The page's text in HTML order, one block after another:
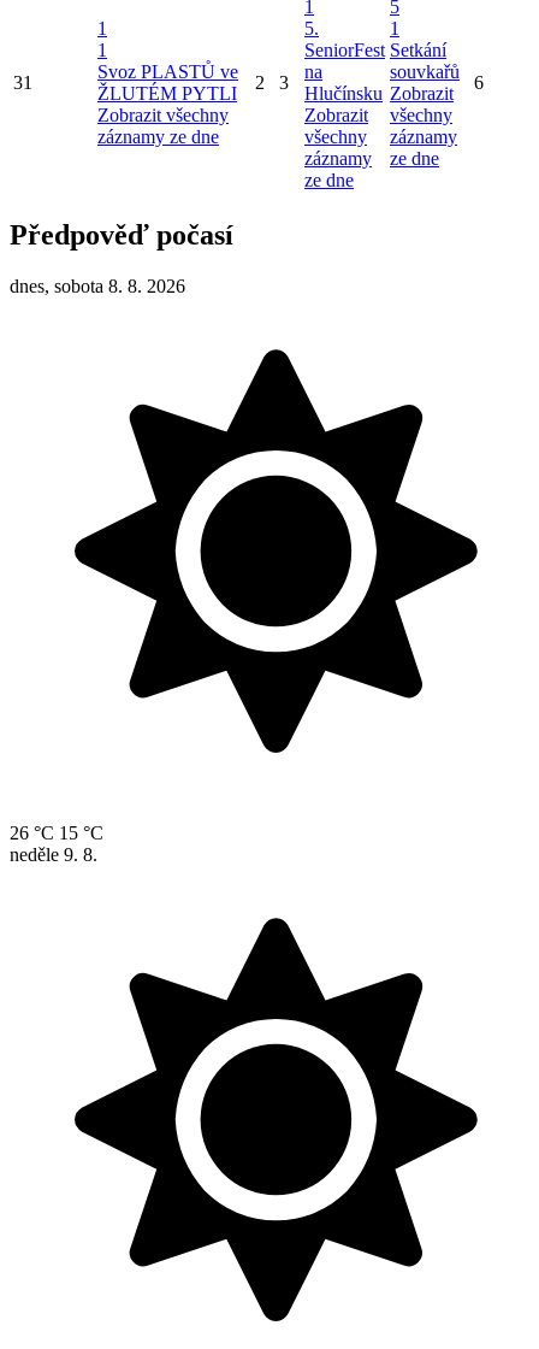
31
1
1
Svoz PLASTŮ ve
ŽLUTÉM PYTLI
Zobrazit všechny
záznamy ze dne
2 3
1
5.
SeniorFest
na
Hlučínsku
Zobrazit
všechny
záznamy
ze dne
5
1
Setkání
souvkařů
Zobrazit
všechny
záznamy
ze dne
6
Předpověď počasí
dnes, sobota 8. 8. 2026
26 °C 15 °C
neděle 9. 8.